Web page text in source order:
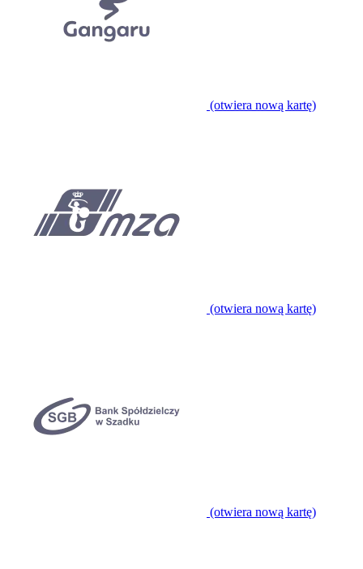
(otwiera nową kartę)
(otwiera nową kartę)
(otwiera nową kartę)